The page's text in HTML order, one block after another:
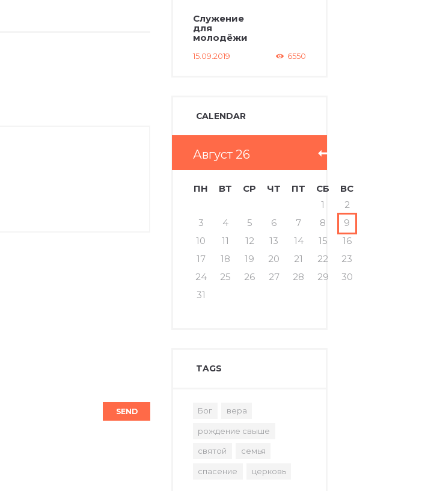
Служение
для
молодёжи
15.09.2019 6550
CALENDAR
Август 26
ПН ВТ СР ЧТ ПТ СБ
ВС
1
2
3
4 5 6 7 8
9
10
11 12 13 14 15
16
17
18 19 20 21 22
23
24
25 26 27 28 29
30
31
TAGS
Бог вера
рождение свыше
святой семья
спасение церковь